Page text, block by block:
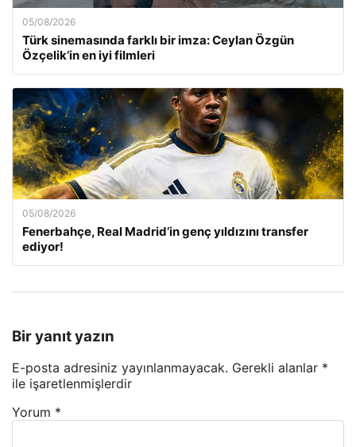
05/08/2026
Türk sinemasında farklı bir imza: Ceylan Özgün
Özçelik’in en iyi filmleri
05/08/2026
Fenerbahçe, Real Madrid’in genç yıldızını transfer
ediyor!
Bir yanıt yazın
E-posta adresiniz yayınlanmayacak. Gerekli alanlar *
ile işaretlenmişlerdir
Yorum *